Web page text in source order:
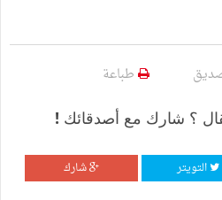
طباعة
؟ شارك مع أصدقائك !
التويتر شارك